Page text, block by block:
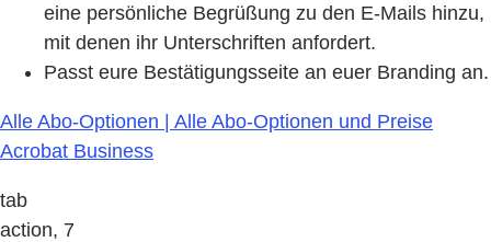
eine persönliche Begrüßung zu den E-Mails hinzu,
mit denen ihr Unterschriften anfordert.
Passt eure Bestätigungsseite an euer Branding an.
Alle Abo-Optionen | Alle Abo-Optionen und Preise
Acrobat Business
tab
action, 7